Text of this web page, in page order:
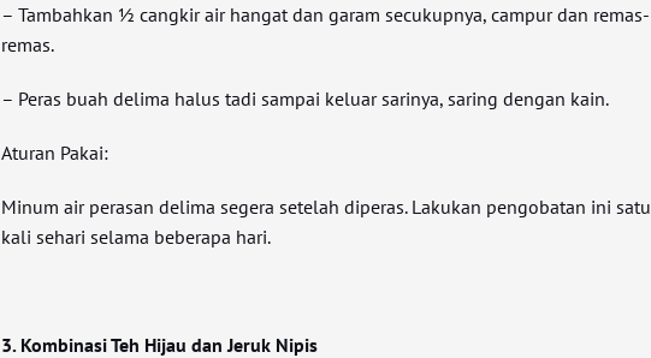
– Tambahkan ½ cangkir air hangat dan garam secukupnya, campur dan remas-
remas.
– Peras buah delima halus tadi sampai keluar sarinya, saring dengan kain.
Aturan Pakai:
Minum air perasan delima segera setelah diperas. Lakukan pengobatan ini satu
kali sehari selama beberapa hari.
3. Kombinasi Teh Hijau dan Jeruk Nipis